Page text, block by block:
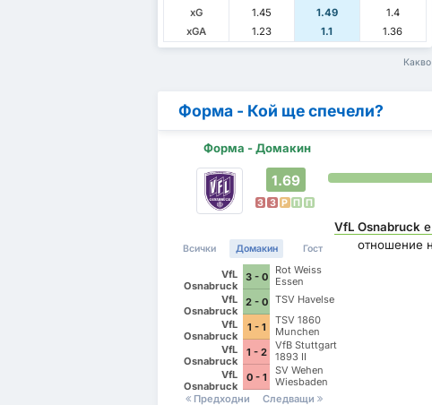
xG
1.45 1.49
1.4
xGA
1.23 1.1 1.36
Форма - Кой ще спечели?
Форма - Домакин
1.69
З З P П П
Всички Домакин Гост
VfL
Osnabruck
3 - 0
Rot Weiss
Essen
VfL
Osnabruck
2 - 0
TSV Havelse
VfL
Osnabruck
1 - 1
TSV 1860
Munchen
VfL
Osnabruck
1 - 2
VfB Stuttgart
1893 II
VfL
Osnabruck
0 - 1
SV Wehen
Wiesbaden
Предходни
Следващи
VfL Osnabruck е
отношение